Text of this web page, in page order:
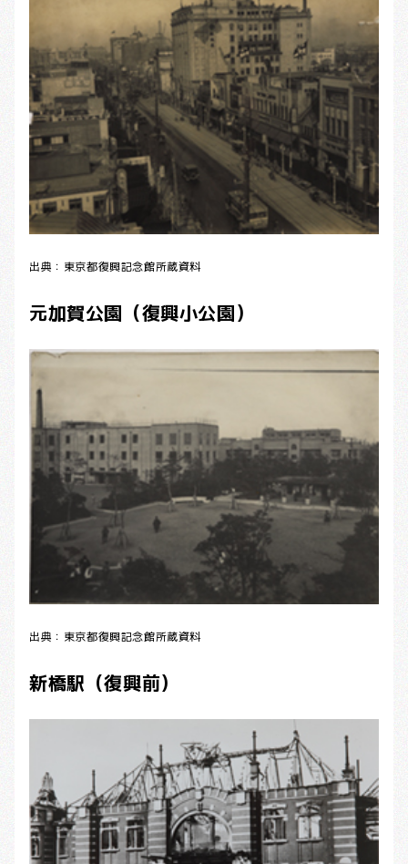
出典：東京都復興記念館所蔵資料
元加賀公園（復興小公園）
出典：東京都復興記念館所蔵資料
新橋駅（復興前）